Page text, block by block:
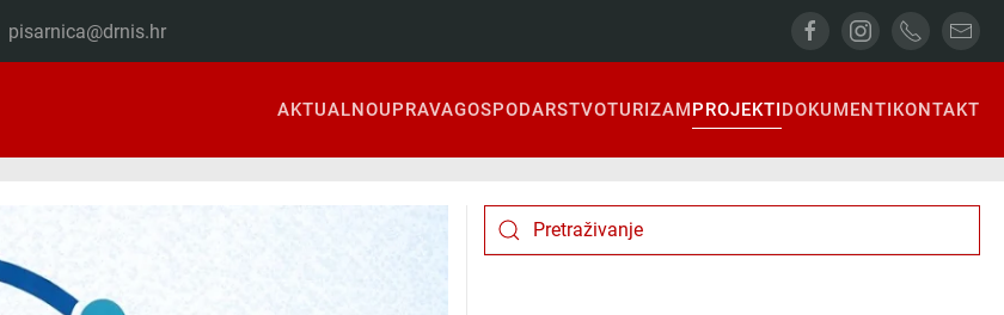
pisarnica@drnis.hr
AKTUALNOUPRAVAGOSPODARSTVOTURIZAMPROJEKTIDOKUMENTIKONTAKT